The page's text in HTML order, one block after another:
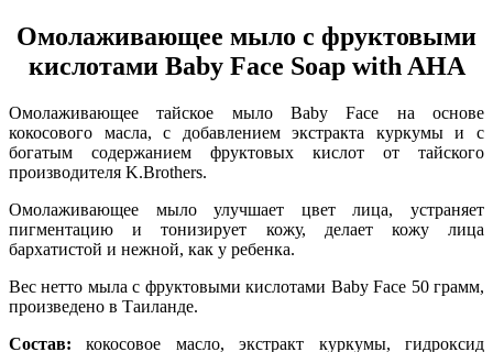
Омолаживающее мыло с фруктовыми
кислотами Baby Face Soap with AHA
Омолаживающее тайское мыло Baby Face на основе
кокосового масла, с добавлением экстракта куркумы и с
богатым содержанием фруктовых кислот от тайского
производителя K.Brothers.
Омолаживающее мыло улучшает цвет лица, устраняет
пигментацию и тонизирует кожу, делает кожу лица
бархатистой и нежной, как у ребенка.
Вес нетто мыла с фруктовыми кислотами Baby Face 50 грамм,
произведено в Таиланде.
Состав: кокосовое масло, экстракт куркумы, гидроксид